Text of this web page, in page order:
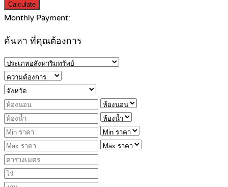
Calculate
Monthly Payment:
ค้นหา ที่คุณต้องการ